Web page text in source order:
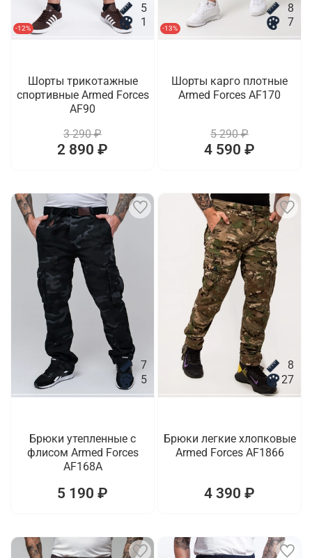
-12%
5
1
Шорты трикотажные
спортивные Armed Forces
AF90
3 290 ₽
2 890 ₽
-13%
8
7
Шорты карго плотные
Armed Forces AF170
5 290 ₽
4 590 ₽
7
5
Брюки утепленные с
флисом Armed Forces
AF168A
5 190 ₽
8
27
Брюки легкие хлопковые
Armed Forces AF1866
4 390 ₽